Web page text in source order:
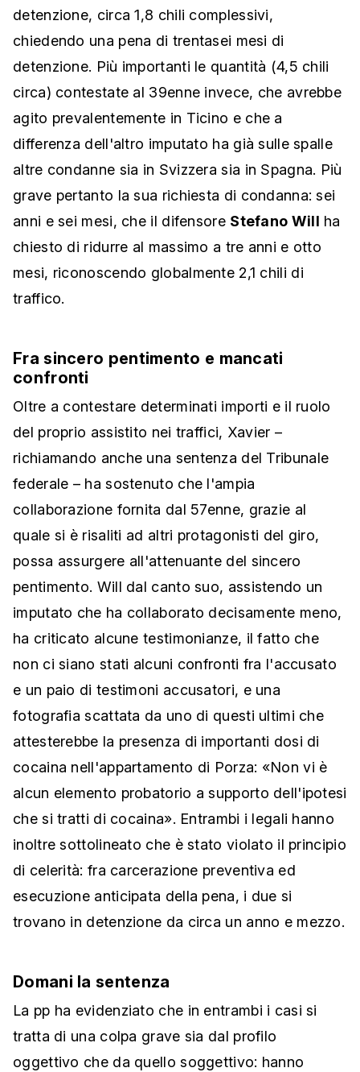
detenzione, circa 1,8 chili complessivi,
chiedendo una pena di trentasei mesi di
detenzione. Più importanti le quantità (4,5 chili
circa) contestate al 39enne invece, che avrebbe
agito prevalentemente in Ticino e che a
differenza dell'altro imputato ha già sulle spalle
altre condanne sia in Svizzera sia in Spagna. Più
grave pertanto la sua richiesta di condanna: sei
anni e sei mesi, che il difensore Stefano Will ha
chiesto di ridurre al massimo a tre anni e otto
mesi, riconoscendo globalmente 2,1 chili di
traffico.
Fra sincero pentimento e mancati
confronti
Oltre a contestare determinati importi e il ruolo
del proprio assistito nei traffici, Xavier –
richiamando anche una sentenza del Tribunale
federale – ha sostenuto che l'ampia
collaborazione fornita dal 57enne, grazie al
quale si è risaliti ad altri protagonisti del giro,
possa assurgere all'attenuante del sincero
pentimento. Will dal canto suo, assistendo un
imputato che ha collaborato decisamente meno,
ha criticato alcune testimonianze, il fatto che
non ci siano stati alcuni confronti fra l'accusato
e un paio di testimoni accusatori, e una
fotografia scattata da uno di questi ultimi che
attesterebbe la presenza di importanti dosi di
cocaina nell'appartamento di Porza: «Non vi è
alcun elemento probatorio a supporto dell'ipotesi
che si tratti di cocaina». Entrambi i legali hanno
inoltre sottolineato che è stato violato il principio
di celerità: fra carcerazione preventiva ed
esecuzione anticipata della pena, i due si
trovano in detenzione da circa un anno e mezzo.
Domani la sentenza
La pp ha evidenziato che in entrambi i casi si
tratta di una colpa grave sia dal profilo
oggettivo che da quello soggettivo: hanno